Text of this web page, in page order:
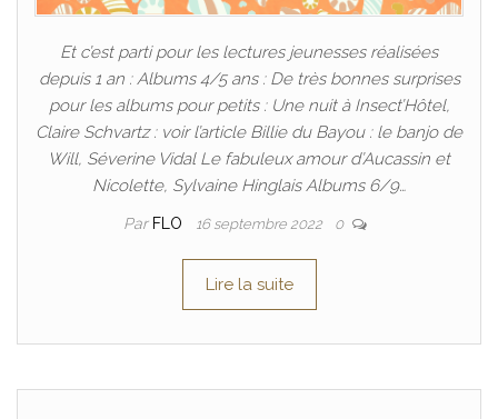
Et c’est parti pour les lectures jeunesses réalisées
depuis 1 an : Albums 4/5 ans : De très bonnes surprises
pour les albums pour petits : Une nuit à Insect’Hôtel,
Claire Schvartz : voir l’article Billie du Bayou : le banjo de
Will, Séverine Vidal Le fabuleux amour d’Aucassin et
Nicolette, Sylvaine Hinglais Albums 6/9…
Par FLO 16 septembre 2022 0
Lire la suite